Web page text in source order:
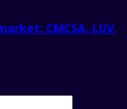
CMCSA, LUV,